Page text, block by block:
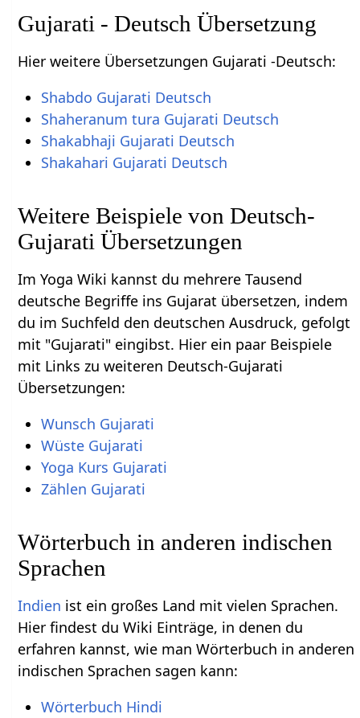
Gujarati - Deutsch Übersetzung
Hier weitere Übersetzungen Gujarati -Deutsch:
Shabdo Gujarati Deutsch
Shaheranum tura Gujarati Deutsch
Shakabhaji Gujarati Deutsch
Shakahari Gujarati Deutsch
Weitere Beispiele von Deutsch-
Gujarati Übersetzungen
Im Yoga Wiki kannst du mehrere Tausend
deutsche Begriffe ins Gujarat übersetzen, indem
du im Suchfeld den deutschen Ausdruck, gefolgt
mit "Gujarati" eingibst. Hier ein paar Beispiele
mit Links zu weiteren Deutsch-Gujarati
Übersetzungen:
Wunsch Gujarati
Wüste Gujarati
Yoga Kurs Gujarati
Zählen Gujarati
Wörterbuch in anderen indischen
Sprachen
Indien ist ein großes Land mit vielen Sprachen.
Hier findest du Wiki Einträge, in denen du
erfahren kannst, wie man Wörterbuch in anderen
indischen Sprachen sagen kann:
Wörterbuch Hindi